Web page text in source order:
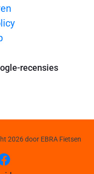
recensies
2026 door EBRA Fietsen